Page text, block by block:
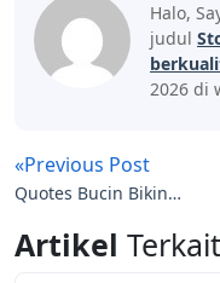
Halo,
judul
2026 di
«Previous Post
Quotes Bucin Bikin
Artikel Terkait